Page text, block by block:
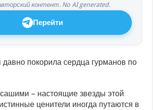
контент. No AI generated.
Перейти
давно покорила сердца гурманов по
– настоящие звезды этой
ценители иногда путаются в